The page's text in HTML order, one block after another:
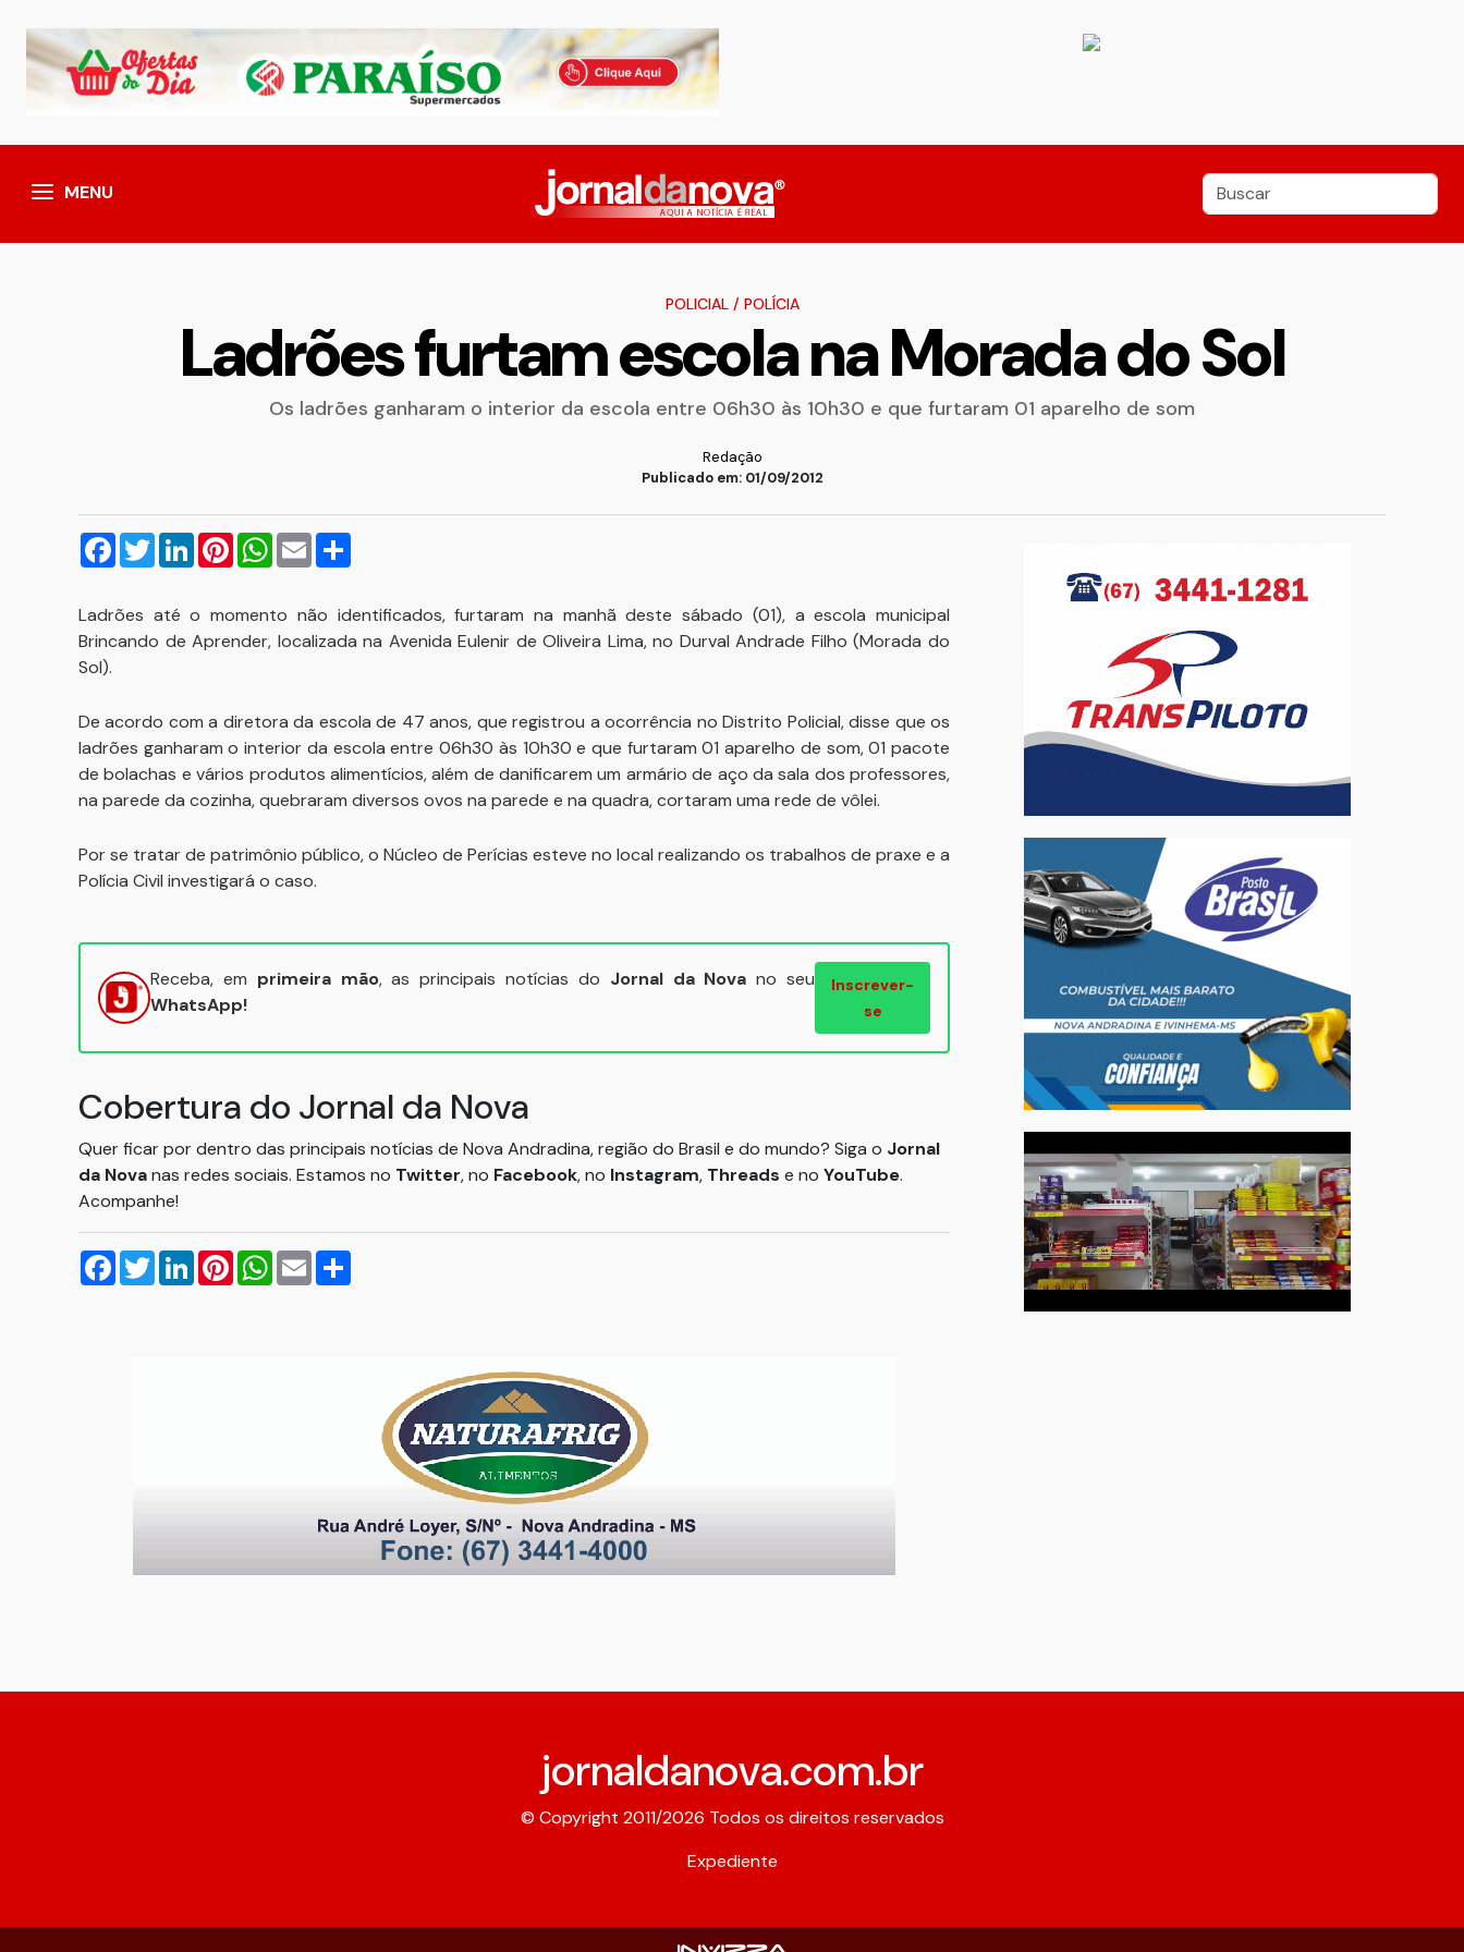
MENU
POLICIAL/ POLÍCIA
Ladrões furtam escola na Morada do Sol
Os ladrões ganharam o interior da escola entre 06h30 às 10h30 e que furtaram 01 aparelho de som
Redação
Publicado em: 01/09/2012
Facebook
TwitterLinkedInPinterestWhatsApp
Email
Ladrões até o momento não identificados, furtaram na manhã deste sábado (01), a escola municipal
Brincando de Aprender, localizada na Avenida Eulenir de Oliveira Lima, no Durval Andrade Filho (Morada do
Sol).
De acordo com a diretora da escola de 47 anos, que registrou a ocorrência no Distrito Policial, disse que os
ladrões ganharam o interior da escola entre 06h30 às 10h30 e que furtaram 01 aparelho de som, 01 pacote
de bolachas e vários produtos alimentícios, além de danificarem um armário de aço da sala dos professores,
na parede da cozinha, quebraram diversos ovos na parede e na quadra, cortaram uma rede de vôlei.
Por se tratar de patrimônio público, o Núcleo de Perícias esteve no local realizando os trabalhos de praxe e a
Polícia Civil investigará o caso.
Receba, em primeira mão, as principais notícias do Jornal da Nova no seu
WhatsApp!
Inscrever-
se
Cobertura do Jornal da Nova
Quer ficar por dentro das principais notícias de Nova Andradina, região do Brasil e do mundo? Siga o Jornal
da Novanas redes sociais. Estamos no Twitter, no Facebook, no Instagram, Threads e no YouTube.
Acompanhe!
Facebook
TwitterLinkedInPinterestWhatsApp
Email
jornaldanova.com.br
© Copyright 2011/2026 Todos os direitos reservados
Expediente